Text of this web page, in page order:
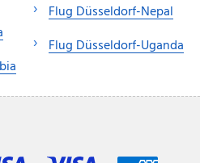
Flug Düsseldorf-Nepal
Flug Düsseldorf-Uganda